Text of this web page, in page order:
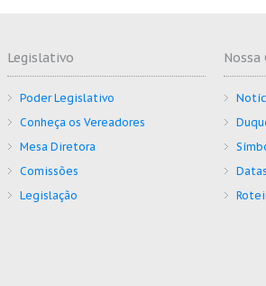
Legislativo
Poder Legislativo
Conheça os Vereadores
Mesa Diretora
Comissões
Legislação
Nossa